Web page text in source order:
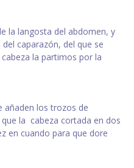
la langosta del abdomen, y
caparazón, del que se
la partimos por la
añaden los trozos de
la cabeza cortada en dos
en cuando para que dore